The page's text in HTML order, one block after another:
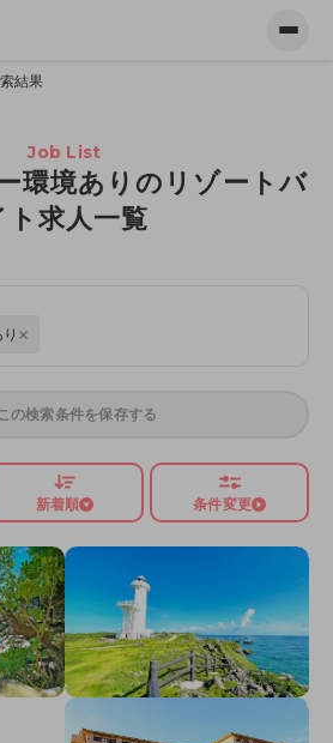
結果
Job List
環境ありのリゾートバ
ト求人一覧
この検索条件を保存する
新着順 条件変更